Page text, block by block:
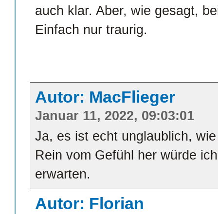
auch klar. Aber, wie gesagt,
Einfach nur traurig.
Autor: MacFlieger
Januar 11, 2022, 09:03:01
Ja, es ist echt unglaublich,
Rein vom Gefühl her würde
erwarten.
Autor: Florian